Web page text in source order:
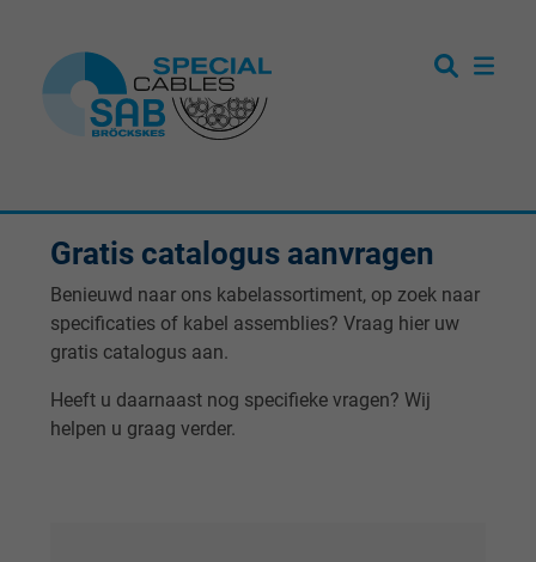
Gratis catalogus aanvragen
Benieuwd naar ons kabelassortiment, op zoek naar
specificaties of kabel assemblies? Vraag hier uw
gratis catalogus aan.
Heeft u daarnaast nog specifieke vragen? Wij
helpen u graag verder.